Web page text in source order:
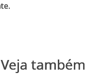
Veja também